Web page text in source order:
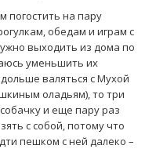
погостить на пару
обедам и играм с
выходить из дома по
уменьшить их
валяться с Мухой
оладьям), то три
и еще пару раз
с собой, потому что
пешком с ней далеко –